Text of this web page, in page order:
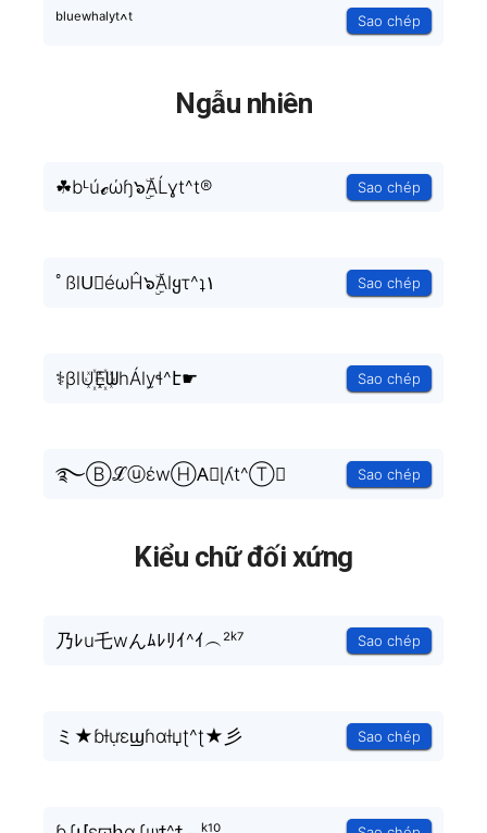
ᵇˡᵘᵉʷʰᵃˡʸᵗ^ᵗ Sao chép
Ngẫu nhiên
☘bᴸúℯώɧ๖ۣۜAĹɣt^t® Sao chép
ﾟßlU⃗éωĤ๖ۣۜAlყτ^ʇ۱ Sao chép
⚕βlU꙰E꙰ᗯhÁly̫ɬ^է☛ Sao chép
࿐ⒷℒⓤέwⒽA⃟ɭʎt^Ⓣ❑ Sao chép
Kiểu chữ đối xứng
乃ﾚu乇wんﾑﾚﾘｲ^ｲ︵²ᵏ⁷ Sao chép
ミ★ɓƚựɛϣɦɑƚџʈ^ʈ★彡 Sao chép